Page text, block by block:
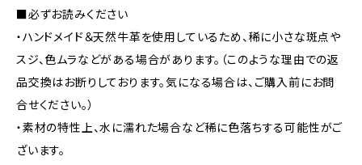
■必ずお読みください
・ハンドメイド＆天然牛革を使用しているため、稀に小さな斑点や
スジ、色ムラなどがある場合があります。（このような理由での返
品交換はお断りしております。気になる場合は、ご購入前にお問
合せください。）
・素材の特性上、水に濡れた場合など稀に色落ちする可能性がご
ざいます。